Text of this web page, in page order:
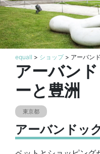
equall > ショップ> アーバン
アーバン
ーと豊洲
東京都
アーバンドッ